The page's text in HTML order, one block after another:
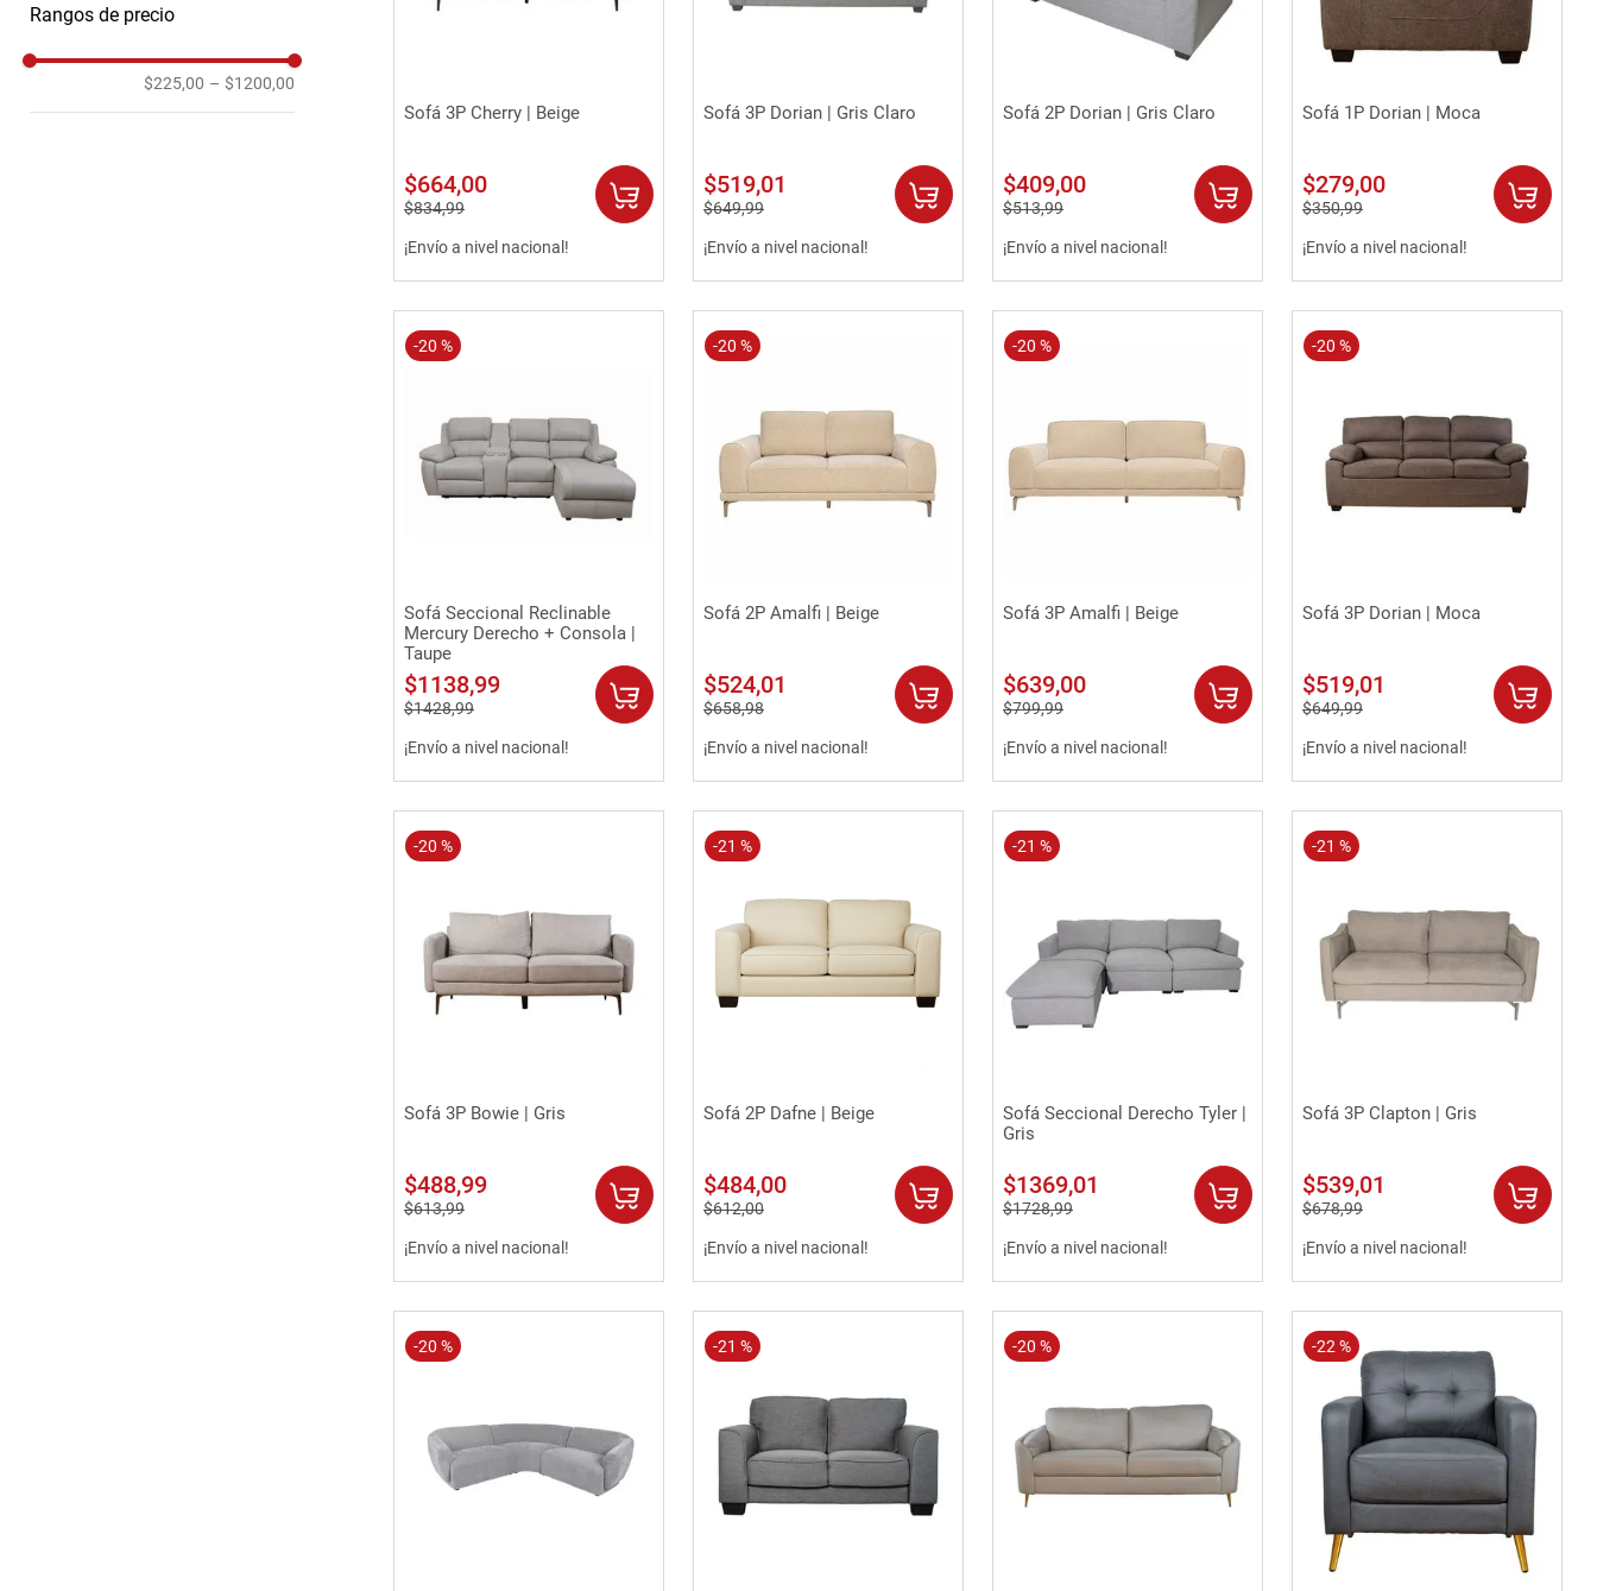
Sofàs Especiales
Rangos de precio
$225,00 – $1200,00
Vista rápida
Sofá 3P Cherry | Beige
$664,00
$834,99
¡Envío a nivel nacional!
Vista rápida
Sofá 3P Dorian | Gris Claro
$519,01
$649,99
¡Envío a nivel nacional!
Vista rápida
Sofá 2P Dorian | Gris Claro
$409,00
$513,99
¡Envío a nivel nacional!
Vista rápida
Sofá 1P Dorian | Moca
$279,00
$350,99
¡Envío a nivel nacional!
-20 %
Vista rápida
Sofá Seccional Reclinable
Mercury Derecho + Consola |
Taupe
$1138,99
$1428,99
¡Envío a nivel nacional!
-20 %
Vista rápida
Sofá 2P Amalfi | Beige
$524,01
$658,98
¡Envío a nivel nacional!
-20 %
Vista rápida
Sofá 3P Amalfi | Beige
$639,00
$799,99
¡Envío a nivel nacional!
-20 %
Vista rápida
Sofá 3P Dorian | Moca
$519,01
$649,99
¡Envío a nivel nacional!
-20 %
Vista rápida
Sofá 3P Bowie | Gris
$488,99
$613,99
¡Envío a nivel nacional!
-21 %
Vista rápida
Sofá 2P Dafne | Beige
$484,00
$612,00
¡Envío a nivel nacional!
-21 %
Vista rápida
Sofá Seccional Derecho Tyler |
Gris
$1369,01
$1728,99
¡Envío a nivel nacional!
-21 %
Vista rápida
Sofá 3P Clapton | Gris
$539,01
$678,99
¡Envío a nivel nacional!
-20 % -21 % -20 % -22 %